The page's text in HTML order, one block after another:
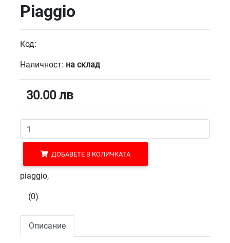
Piaggio
Код:
Наличност: на склад
30.00 лв
ДОБАВЕТЕ В КОЛИЧКАТА
piaggio,
(0)
Описание